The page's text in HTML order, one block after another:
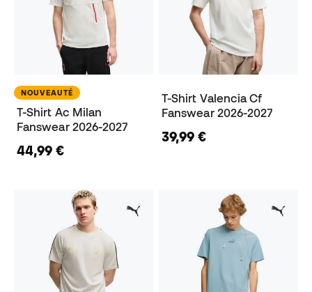
NOUVEAUTÉ
T-Shirt Ac Milan
Fanswear 2026-2027
44,99 €
T-Shirt Valencia Cf
Fanswear 2026-2027
39,99 €